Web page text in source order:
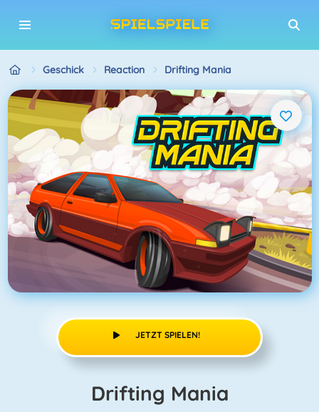
Geschick Reaction Drifting Mania
JETZT SPIELEN!
Drifting Mania